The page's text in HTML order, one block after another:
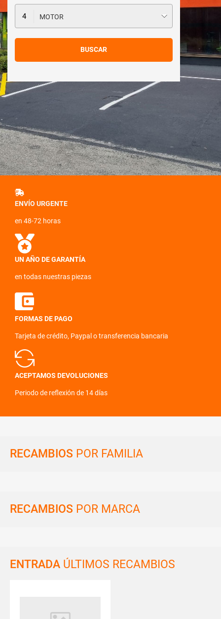
MOTOR
ENVÍO URGENTE
en 48-72 horas
UN AÑO DE GARANTÍA
en todas nuestras piezas
FORMAS DE PAGO
Tarjeta de crédito, Paypal o transferencia bancaria
ACEPTAMOS DEVOLUCIONES
Periodo de reflexión de 14 días
RECAMBIOS POR FAMILIA
RECAMBIOS POR MARCA
ENTRADA ÚLTIMOS RECAMBIOS